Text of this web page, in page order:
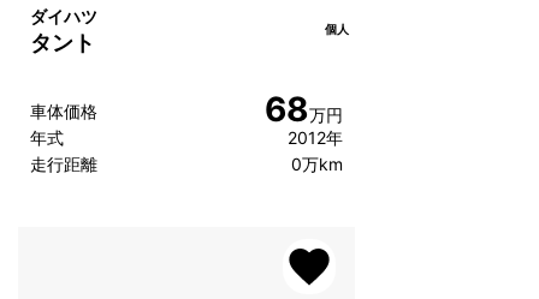
ダイハツ
タント
車体価格 68万円
年式
2012年
走行距離
0万km
個人